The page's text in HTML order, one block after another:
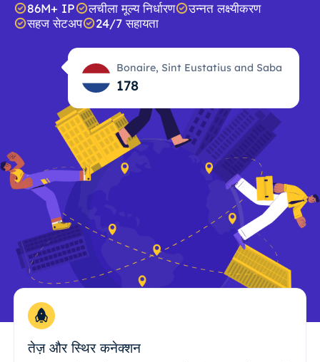
86M+ IP लचीला मूल्य निर्धारण
उन्नत लक्ष्यीकरण
सहज सेटअप
24/7 सहायता
Bonaire, Sint Eustatius and Saba
178
तेज़ और स्थिर कनेक्शन